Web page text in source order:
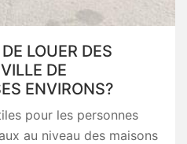
LOUER DES
DE
ENVIRONS?
pour les personnes
au niveau des maisons